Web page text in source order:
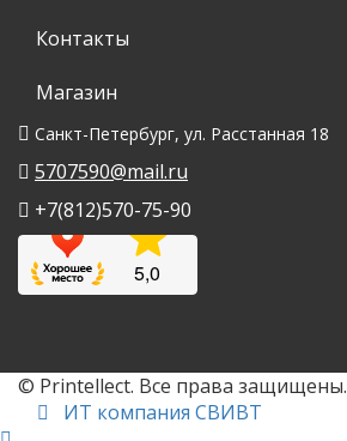
Контакты
Магазин
Санкт-Петербург, ул. Расстанная 18
5707590@mail.ru
+7(812)570-75-90
© Printellect. Все права защищены.
ИТ компания СВИВТ